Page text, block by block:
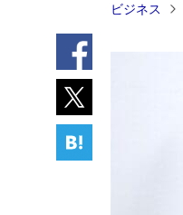
ビジネス